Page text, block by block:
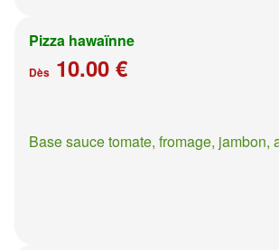
Pizza hawaïnne
Dès 10.00 €
Base sauce tomate, fromage, jambon,